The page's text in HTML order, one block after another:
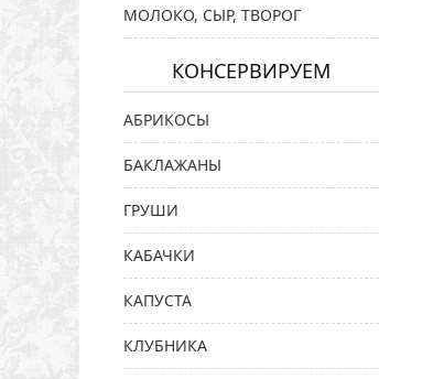
МОЛОКО, СЫР, ТВОРОГ
КОНСЕРВИРУЕМ
АБРИКОСЫ
БАКЛАЖАНЫ
ГРУШИ
КАБАЧКИ
КАПУСТА
КЛУБНИКА